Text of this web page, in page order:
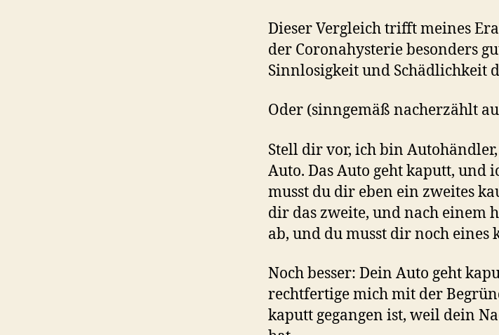
Dieser Vergleich trifft meines
der Coronahysterie besonders
Sinnlosigkeit und Schädlichkeit
Oder (sinngemäß nacherzählt
Stell dir vor, ich bin
Auto. Das Auto geht kaputt, und
musst du dir eben ein zweites
dir das zweite, und nach einem
ab, und du musst dir noch eines
Noch besser: Dein Auto geht
rechtfertige mich mit der
kaputt gegangen ist, weil dein